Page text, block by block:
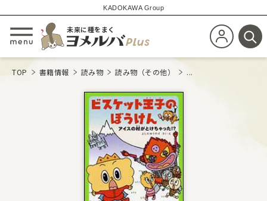
KADOKAWA Group
メニューを開閉する
未来に種をまく
新規会員登
検
TOP 書籍情報 読み物 読み物（その他） ...